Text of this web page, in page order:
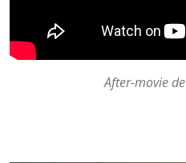
After-movie